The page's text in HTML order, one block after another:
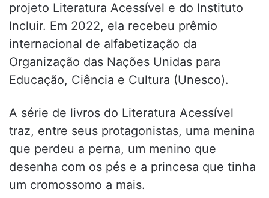
projeto Literatura Acessível e do Instituto
Incluir. Em 2022, ela recebeu prêmio
internacional de alfabetização da
Organização das Nações Unidas para
Educação, Ciência e Cultura (Unesco).
A série de livros do Literatura Acessível
traz, entre seus protagonistas, uma menina
que perdeu a perna, um menino que
desenha com os pés e a princesa que tinha
um cromossomo a mais.